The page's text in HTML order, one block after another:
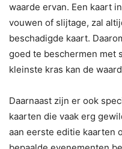
waarde ervan. Een kaart
vouwen of slijtage, zal
beschadigde kaart.
goed te beschermen met
kleinste kras kan de
Daarnaast zijn er ook
kaarten die vaak erg
aan eerste editie kaarten